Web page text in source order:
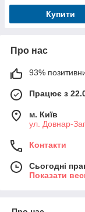
Купити
Про нас
93%
Працює з
м. Київ
ул. Довнар-
Контакти
Сьогодні
Показати